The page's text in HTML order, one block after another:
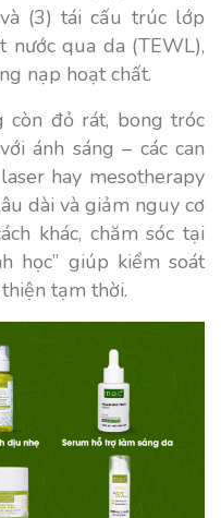
(3) tái cấu trúc lớp
qua da (TEWL),
nạp hoạt chất.
còn đỏ rát, bong tróc
ánh sáng – các can
hay mesotherapy
dài và giảm nguy cơ
khác, chăm sóc tại
học” giúp kiểm soát
tạm thời.